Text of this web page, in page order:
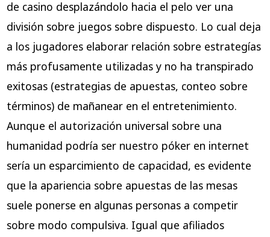
de casino desplazándolo hacia el pelo ver una
división sobre juegos sobre dispuesto. Lo cual deja
a los jugadores elaborar relación sobre estrategías
más profusamente utilizadas y no ha transpirado
exitosas (estrategias de apuestas, conteo sobre
términos) de mañanear en el entretenimiento.
Aunque el autorización universal sobre una
humanidad podrí­a ser nuestro póker en internet
serí­a un esparcimiento de capacidad, es evidente
que la apariencia sobre apuestas de las mesas
suele ponerse en algunas personas a competir
sobre modo compulsiva. Igual que afiliados